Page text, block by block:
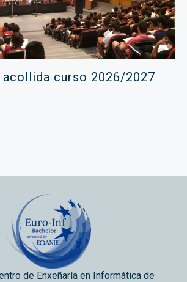
acollida curso 2026/2027
de Enxeñaría en Informática de